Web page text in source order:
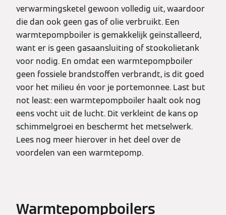
verwarmingsketel gewoon volledig uit, waardoor
die dan ook geen gas of olie verbruikt. Een
warmtepompboiler is gemakkelijk geïnstalleerd,
want er is geen gasaansluiting of stookolietank
voor nodig. En omdat een warmtepompboiler
geen fossiele brandstoffen verbrandt, is dit goed
voor het milieu én voor je portemonnee. Last but
not least: een warmtepompboiler haalt ook nog
eens vocht uit de lucht. Dit verkleint de kans op
schimmelgroei en beschermt het metselwerk.
Lees nog meer hierover in het deel over de
voordelen van een warmtepomp.
Warmtepompboilers